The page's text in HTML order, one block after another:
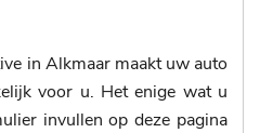
in Alkmaar maakt uw auto
voor u. Het enige wat u
invullen op deze pagina